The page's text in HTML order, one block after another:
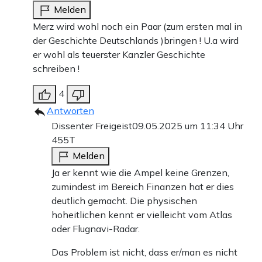
Melden
Merz wird wohl noch ein Paar (zum ersten mal in
der Geschichte Deutschlands )bringen ! U.a wird
er wohl als teuerster Kanzler Geschichte
schreiben !
4
Antworten
Dissenter Freigeist09.05.2025 um 11:34 Uhr
455T
Melden
Ja er kennt wie die Ampel keine Grenzen,
zumindest im Bereich Finanzen hat er dies
deutlich gemacht. Die physischen
hoheitlichen kennt er vielleicht vom Atlas
oder Flugnavi-Radar.
Das Problem ist nicht, dass er/man es nicht